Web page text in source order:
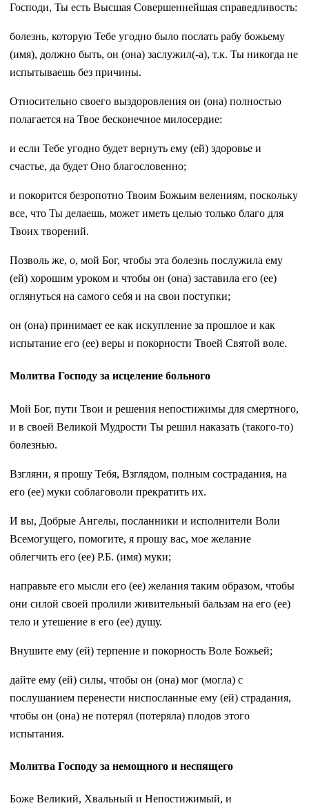
Господи, Ты есть Высшая Совершеннейшая справедливость:
болезнь, которую Тебе угодно было послать рабу божьему
(имя), должно быть, он (она) заслужил(-а), т.к. Ты никогда не
испытываешь без причины.
Относительно своего выздоровления он (она) полностью
полагается на Твое бесконечное милосердие:
и если Тебе угодно будет вернуть ему (ей) здоровье и
счастье, да будет Оно благословенно;
и покорится безропотно Твоим Божьим велениям, поскольку
все, что Ты делаешь, может иметь целью только благо для
Твоих творений.
Позволь же, о, мой Бог, чтобы эта болезнь послужила ему
(ей) хорошим уроком и чтобы он (она) заставила его (ее)
оглянуться на самого себя и на свои поступки;
он (она) принимает ее как искупление за прошлое и как
испытание его (ее) веры и покорности Твоей Святой воле.
Молитва Господу за исцеление больного
Мой Бог, пути Твои и решения непостижимы для смертного,
и в своей Великой Мудрости Ты решил наказать (такого-то)
болезнью.
Взгляни, я прошу Тебя, Взглядом, полным сострадания, на
его (ее) муки соблаговоли прекратить их.
И вы, Добрые Ангелы, посланники и исполнители Воли
Всемогущего, помогите, я прошу вас, мое желание
облегчить его (ее) Р.Б. (имя) муки;
направьте его мысли его (ее) желания таким образом, чтобы
они силой своей пролили живительный бальзам на его (ее)
тело и утешение в его (ее) душу.
Внушите ему (ей) терпение и покорность Воле Божьей;
дайте ему (ей) силы, чтобы он (она) мог (могла) с
послушанием перенести ниспосланные ему (ей) страдания,
чтобы он (она) не потерял (потеряла) плодов этого
испытания.
Молитва Господу за немощного и неспящего
Боже Великий, Хвальный и Непостижимый, и